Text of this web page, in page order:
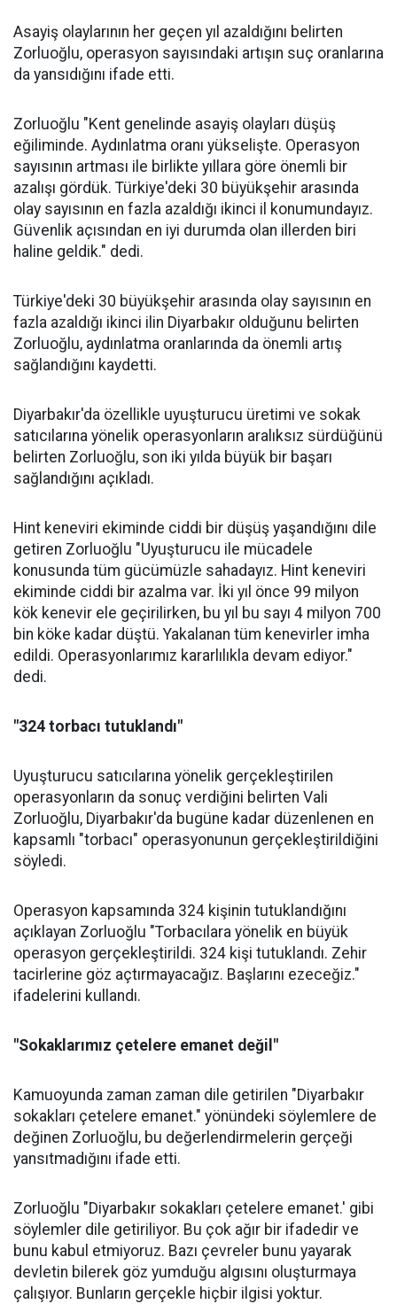
Asayiş olaylarının her geçen yıl azaldığını belirten
Zorluoğlu, operasyon sayısındaki artışın suç oranlarına
da yansıdığını ifade etti.
Zorluoğlu "Kent genelinde asayiş olayları düşüş
eğiliminde. Aydınlatma oranı yükselişte. Operasyon
sayısının artması ile birlikte yıllara göre önemli bir
azalışı gördük. Türkiye'deki 30 büyükşehir arasında
olay sayısının en fazla azaldığı ikinci il konumundayız.
Güvenlik açısından en iyi durumda olan illerden biri
haline geldik." dedi.
Türkiye'deki 30 büyükşehir arasında olay sayısının en
fazla azaldığı ikinci ilin Diyarbakır olduğunu belirten
Zorluoğlu, aydınlatma oranlarında da önemli artış
sağlandığını kaydetti.
Diyarbakır'da özellikle uyuşturucu üretimi ve sokak
satıcılarına yönelik operasyonların aralıksız sürdüğünü
belirten Zorluoğlu, son iki yılda büyük bir başarı
sağlandığını açıkladı.
Hint keneviri ekiminde ciddi bir düşüş yaşandığını dile
getiren Zorluoğlu "Uyuşturucu ile mücadele
konusunda tüm gücümüzle sahadayız. Hint keneviri
ekiminde ciddi bir azalma var. İki yıl önce 99 milyon
kök kenevir ele geçirilirken, bu yıl bu sayı 4 milyon 700
bin köke kadar düştü. Yakalanan tüm kenevirler imha
edildi. Operasyonlarımız kararlılıkla devam ediyor."
dedi.
"324 torbacı tutuklandı"
Uyuşturucu satıcılarına yönelik gerçekleştirilen
operasyonların da sonuç verdiğini belirten Vali
Zorluoğlu, Diyarbakır'da bugüne kadar düzenlenen en
kapsamlı "torbacı" operasyonunun gerçekleştirildiğini
söyledi.
Operasyon kapsamında 324 kişinin tutuklandığını
açıklayan Zorluoğlu "Torbacılara yönelik en büyük
operasyon gerçekleştirildi. 324 kişi tutuklandı. Zehir
tacirlerine göz açtırmayacağız. Başlarını ezeceğiz."
ifadelerini kullandı.
"Sokaklarımız çetelere emanet değil"
Kamuoyunda zaman zaman dile getirilen "Diyarbakır
sokakları çetelere emanet." yönündeki söylemlere de
değinen Zorluoğlu, bu değerlendirmelerin gerçeği
yansıtmadığını ifade etti.
Zorluoğlu "Diyarbakır sokakları çetelere emanet.' gibi
söylemler dile getiriliyor. Bu çok ağır bir ifadedir ve
bunu kabul etmiyoruz. Bazı çevreler bunu yayarak
devletin bilerek göz yumduğu algısını oluşturmaya
çalışıyor. Bunların gerçekle hiçbir ilgisi yoktur.